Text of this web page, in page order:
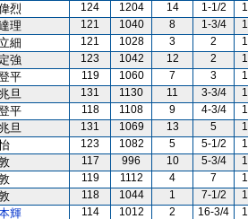
烈 124 1204 14 1-1/2
理 121 1040 8 1-3/4
細 121 1028 3 2
強 123 1042 12 2
平 119 1060 7 3
旦 131 1130 11 3-3/4
平 118 1108 9 4-3/4
旦 131 1069 13 5
123 1082 5 5-1/2
117 996 10 5-3/4
119 1112 4 7
118 1044 1 7-1/2
輝 114 1012 2 16-3/4